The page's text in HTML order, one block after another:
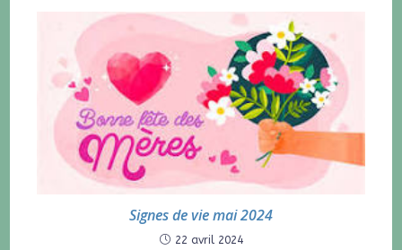
Signes de vie mai 2024
22 avril 2024